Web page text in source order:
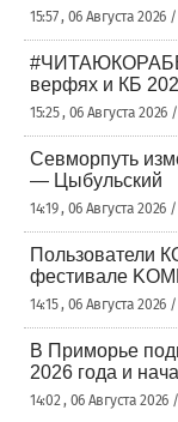
15:57 , 06 Августа 2026
верфях и КБ
15:25 , 06 Августа 2026
Севморпуть
— Цыбульский
14:19 , 06 Августа 2026
Пользователи
фестивале
14:15 , 06 Августа 2026
В Приморье
2026 года и
14:02 , 06 Августа 2026